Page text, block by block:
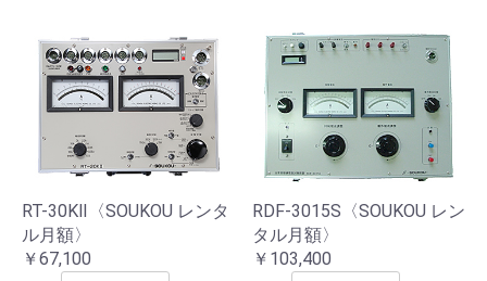
RT-30KⅡ〈SOUKOU レンタ
ル月額〉
￥67,100
RDF-3015S〈SOUKOU レン
タル月額〉
￥103,400